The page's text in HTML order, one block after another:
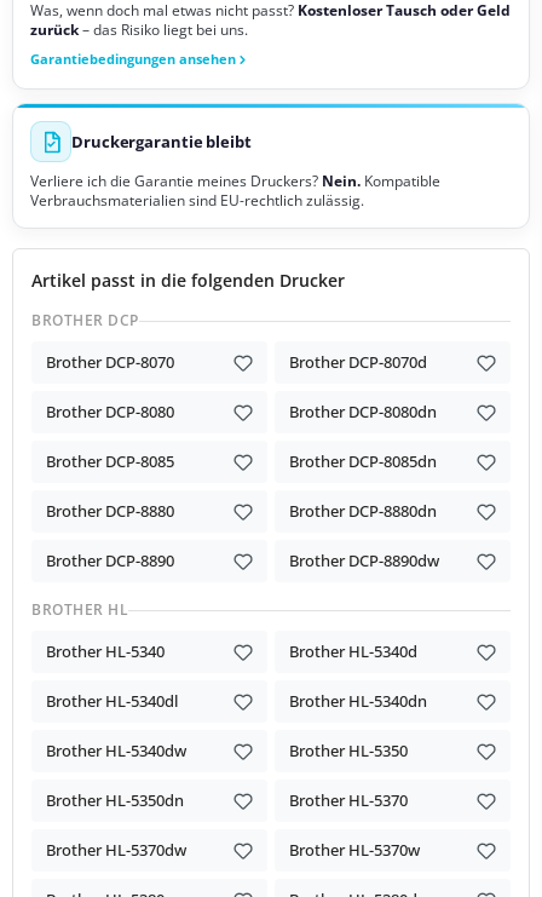
Was, wenn doch mal etwas nicht passt? Kostenloser Tausch oder Geld
zurück– das Risiko liegt bei uns.
Garantiebedingungen ansehen
Druckergarantie bleibt
Verliere ich die Garantie meines Druckers? Nein. Kompatible
Verbrauchsmaterialien sind EU-rechtlich zulässig.
Artikel passt in die folgenden Drucker
BROTHER DCP
Brother DCP-8070 Brother DCP-8070d
Brother DCP-8080 Brother DCP-8080dn
Brother DCP-8085 Brother DCP-8085dn
Brother DCP-8880 Brother DCP-8880dn
Brother DCP-8890 Brother DCP-8890dw
BROTHER HL
Brother HL-5340 Brother HL-5340d
Brother HL-5340dl Brother HL-5340dn
Brother HL-5340dw Brother HL-5350
Brother HL-5350dn Brother HL-5370
Brother HL-5370dw Brother HL-5370w